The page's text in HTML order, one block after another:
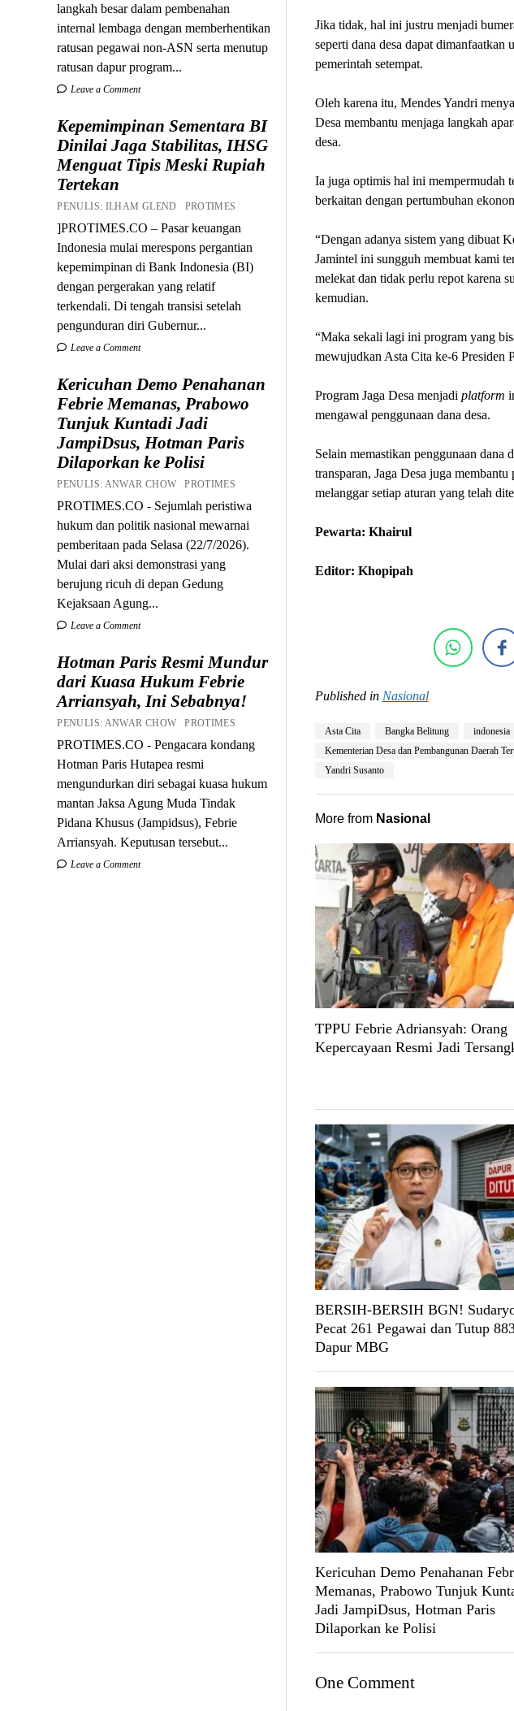
langkah besar dalam pembenahan
internal lembaga dengan memberhentikan
ratusan pegawai non-ASN serta menutup
ratusan dapur program...
Leave a Comment
Kepemimpinan Sementara BI
Dinilai Jaga Stabilitas, IHSG
Menguat Tipis Meski Rupiah
Tertekan
PENULIS: ILHAM GLEND PROTIMES
]PROTIMES.CO – Pasar keuangan
Indonesia mulai merespons pergantian
kepemimpinan di Bank Indonesia (BI)
dengan pergerakan yang relatif
terkendali. Di tengah transisi setelah
pengunduran diri Gubernur...
Leave a Comment
Kericuhan Demo Penahanan
Febrie Memanas, Prabowo
Tunjuk Kuntadi Jadi
JampiDsus, Hotman Paris
Dilaporkan ke Polisi
PENULIS: ANWAR CHOW PROTIMES
PROTIMES.CO - Sejumlah peristiwa
hukum dan politik nasional mewarnai
pemberitaan pada Selasa (22/7/2026).
Mulai dari aksi demonstrasi yang
berujung ricuh di depan Gedung
Kejaksaan Agung...
Leave a Comment
Hotman Paris Resmi Mundur
dari Kuasa Hukum Febrie
Arriansyah, Ini Sebabnya!
PENULIS: ANWAR CHOW PROTIMES
PROTIMES.CO - Pengacara kondang
Hotman Paris Hutapea resmi
mengundurkan diri sebagai kuasa hukum
mantan Jaksa Agung Muda Tindak
Pidana Khusus (Jampidsus), Febrie
Arriansyah. Keputusan tersebut...
Leave a Comment
Jika tidak, hal ini justru menjadi
seperti dana desa dapat
pemerintah setempat.
Oleh karena itu, Mendes Yandri
Desa membantu menjaga langkah
desa.
Ia juga optimis hal ini mempermudah
berkaitan dengan pertumbuhan
“Dengan adanya sistem yang dibuat
Jamintel ini sungguh membuat kami
melekat dan tidak perlu repot karena
kemudian.
“Maka sekali lagi ini program yang
mewujudkan Asta Cita ke-6 Presiden
Program Jaga Desa menjadi platform
mengawal penggunaan dana desa.
Selain memastikan penggunaan dana
transparan, Jaga Desa juga
melanggar setiap aturan yang telah
Pewarta: Khairul
Editor: Khopipah
Published in Nasional
Asta Cita Bangka Belitung indonesia
Kementerian Desa dan Pembangunan Daerah
Yandri Susanto
More from Nasional
TPPU Febrie Adriansyah: Orang
Kepercayaan Resmi Jadi
BERSIH-BERSIH BGN!
Pecat 261 Pegawai dan Tutup
Dapur MBG
Kericuhan Demo Penahanan
Memanas, Prabowo Tunjuk
Jadi JampiDsus, Hotman Paris
Dilaporkan ke Polisi
One Comment